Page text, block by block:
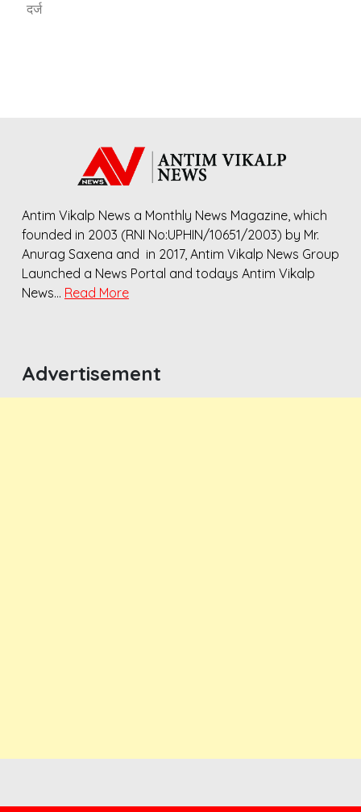
दर्ज
Antim Vikalp News a Monthly News Magazine, which
founded in 2003 (RNI No:UPHIN/10651/2003) by Mr.
Anurag Saxena and in 2017, Antim Vikalp News Group
Launched a News Portal and todays Antim Vikalp
News… Read More
Advertisement